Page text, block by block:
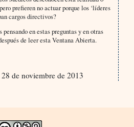
prefieren no actuar porque los ‘líderes
cargos directivos?
en estas preguntas y en otras
de leer esta Ventana Abierta.
de noviembre de 2013